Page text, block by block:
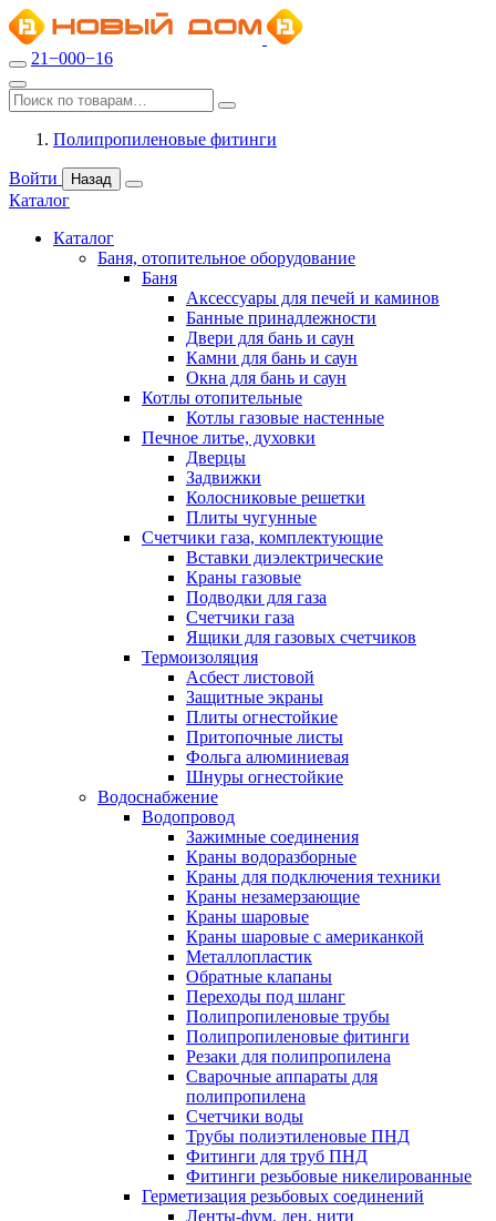
21−000−16
Полипропиленовые фитинги
Войти Назад
Каталог
Каталог
Баня, отопительное оборудование
Баня
Аксессуары для печей и каминов
Банные принадлежности
Двери для бань и саун
Камни для бань и саун
Окна для бань и саун
Котлы отопительные
Котлы газовые настенные
Печное литье, духовки
Дверцы
Задвижки
Колосниковые решетки
Плиты чугунные
Счетчики газа, комплектующие
Вставки диэлектрические
Краны газовые
Подводки для газа
Счетчики газа
Ящики для газовых счетчиков
Термоизоляция
Асбест листовой
Защитные экраны
Плиты огнестойкие
Притопочные листы
Фольга алюминиевая
Шнуры огнестойкие
Водоснабжение
Водопровод
Зажимные соединения
Краны водоразборные
Краны для подключения техники
Краны незамерзающие
Краны шаровые
Краны шаровые с американкой
Металлопластик
Обратные клапаны
Переходы под шланг
Полипропиленовые трубы
Полипропиленовые фитинги
Резаки для полипропилена
Сварочные аппараты для
полипропилена
Счетчики воды
Трубы полиэтиленовые ПНД
Фитинги для труб ПНД
Фитинги резьбовые никелированные
Герметизация резьбовых соединений
Ленты-фум, лен, нити